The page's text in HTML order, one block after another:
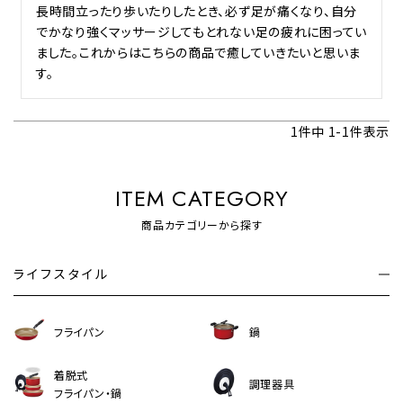
長時間立ったり歩いたりしたとき、必ず足が痛くなり、自分
でかなり強くマッサージしてもとれない足の疲れに困ってい
ました。これからはこちらの商品で癒していきたいと思いま
す。
1件中 1-1件表示
ITEM CATEGORY
商品カテゴリーから探す
ライフスタイル
フライパン 鍋
着脱式
フライパン・鍋
調理器具